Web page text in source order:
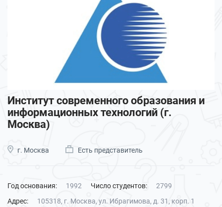
Институт современного образования и
информационных технологий (г.
Москва)
г. Москва Есть представитель
Год основания: 1992 Число студентов:
2799
Адрес:
105318, г. Москва, ул. Ибрагимова, д. 31, корп. 1